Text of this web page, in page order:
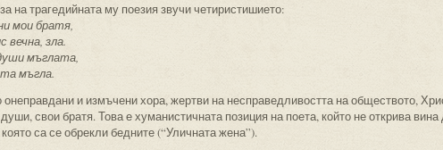
на трагедийната му поезия звучи четиристишието:
мои братя,
вечна, зла.
мъглата,
мъгла.
онеправдани и измъчени хора, жертви на несправедливостта на обществото,
свои братя. Това е хуманистичната позиция на поета, който не открива вина
са се обрекли бедните (“Уличната жена”).